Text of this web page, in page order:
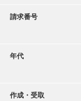
請求番号
年代
作成・受取